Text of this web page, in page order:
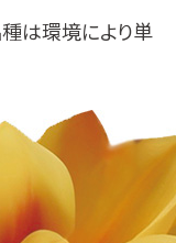
は環境により単